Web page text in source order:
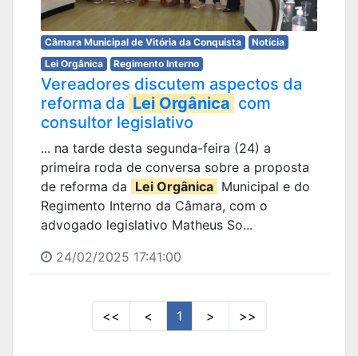
Câmara Municipal de Vitória da Conquista
Notícia
Lei Orgânica
Regimento Interno
Vereadores discutem aspectos da
reforma da Lei Orgânica com
consultor legislativo
... na tarde desta segunda-feira (24) a
primeira roda de conversa sobre a proposta
de reforma da Lei Orgânica Municipal e do
Regimento Interno da Câmara, com o
advogado legislativo Matheus So...
24/02/2025 17:41:00
<< < 1 > >>